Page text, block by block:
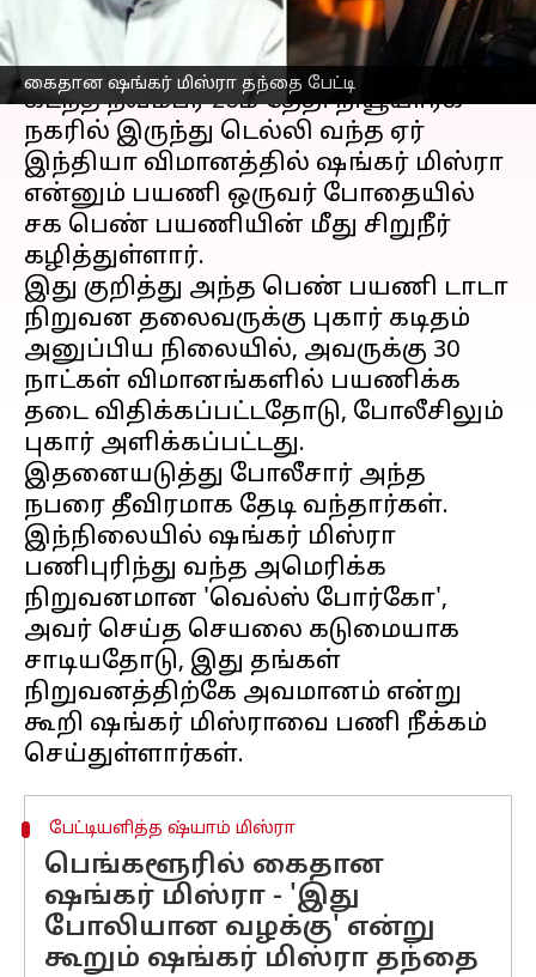
கைதான ஷங்கர் மிஸ்ரா தந்தை பேட்டி
கடந்த நவம்பர் 26ம் தேதி நியூயார்க்
நகரில் இருந்து டெல்லி வந்த ஏர்
இந்தியா விமானத்தில் ஷங்கர் மிஸ்ரா
என்னும் பயணி ஒருவர் போதையில்
சக பெண் பயணியின் மீது சிறுநீர்
கழித்துள்ளார்.
இது குறித்து அந்த பெண் பயணி டாடா
நிறுவன தலைவருக்கு புகார் கடிதம்
அனுப்பிய நிலையில், அவருக்கு 30
நாட்கள் விமானங்களில் பயணிக்க
தடை விதிக்கப்பட்டதோடு, போலீசிலும்
புகார் அளிக்கப்பட்டது.
இதனையடுத்து போலீசார் அந்த
நபரை தீவிரமாக தேடி வந்தார்கள்.
இந்நிலையில் ஷங்கர் மிஸ்ரா
பணிபுரிந்து வந்த அமெரிக்க
நிறுவனமான 'வெல்ஸ் போர்கோ',
அவர் செய்த செயலை கடுமையாக
சாடியதோடு, இது தங்கள்
நிறுவனத்திற்கே அவமானம் என்று
கூறி ஷங்கர் மிஸ்ராவை பணி நீக்கம்
பேட்டியளித்த ஷ்யாம் மிஸ்ரா
பெங்களூரில் கைதான
ஷங்கர் மிஸ்ரா - 'இது
போலியான வழக்கு' என்று
கூறும் ஷங்கர் மிஸ்ரா தந்தை